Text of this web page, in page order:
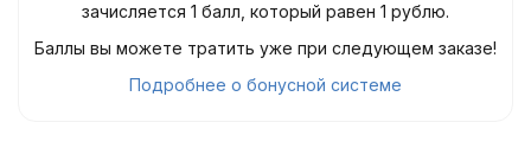
зачисляется 1 балл, который равен 1 рублю.
Баллы вы можете тратить уже при следующем заказе!
Подробнее о бонусной системе